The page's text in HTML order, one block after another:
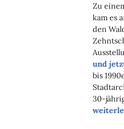
Zu
kam es
den
und
bis
30-